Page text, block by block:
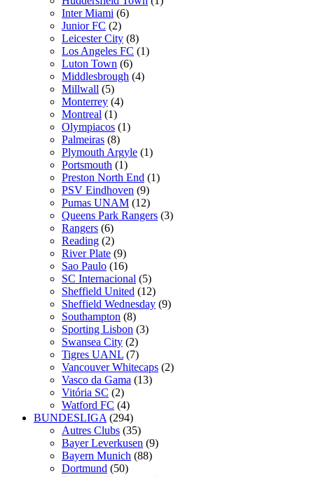
Inter Miami (6)
Junior FC (2)
Leicester City (8)
Los Angeles FC (1)
Luton Town (6)
Middlesbrough (4)
Millwall (5)
Monterrey (4)
Montreal (1)
Olympiacos (1)
Palmeiras (8)
Plymouth Argyle (1)
Portsmouth (1)
Preston North End (1)
PSV Eindhoven (9)
Pumas UNAM (12)
Queens Park Rangers (3)
Rangers (6)
Reading (2)
River Plate (9)
Sao Paulo (16)
SC Internacional (5)
Sheffield United (12)
Sheffield Wednesday (9)
Southampton (8)
Sporting Lisbon (3)
Swansea City (2)
Tigres UANL (7)
Vancouver Whitecaps (2)
Vasco da Gama (13)
Vitória SC (2)
Watford FC (4)
BUNDESLIGA (294)
Autres Clubs (35)
Bayer Leverkusen (9)
Bayern Munich (88)
Dortmund (50)